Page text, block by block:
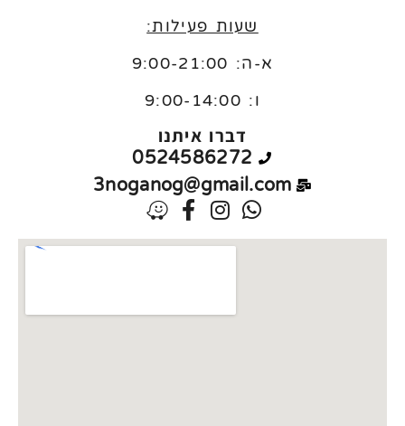
שעות פעילות:
א-ה: 9:00-21:00
ו: 9:00-14:00
דברו איתנו
0524586272
3noganog@gmail.com